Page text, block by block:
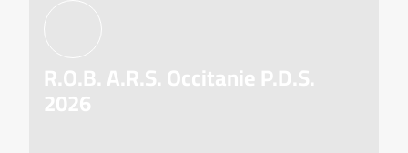
R.O.B. A.R.S. Occitanie P.D.S.
2026